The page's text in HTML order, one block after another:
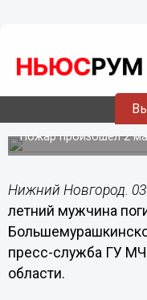
03.05.201810:53
77-летний
Пожар произошел 2
Нижний Новгород.
летний мужчина
пресс-служба ГУ
области.